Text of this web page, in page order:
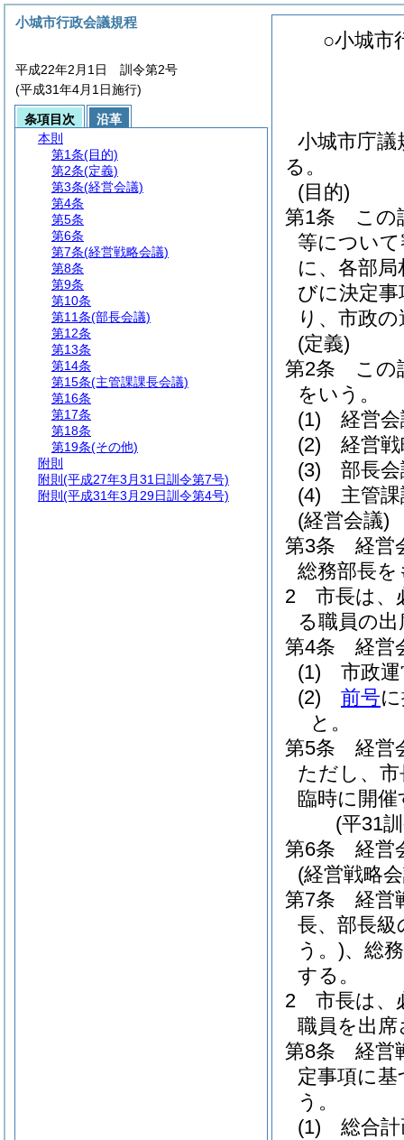
○小城市
小城市庁議
る。
(目的)
第1条
この
等につい
に、各部
びに決定
り、市政
(定義)
第2条
この
をいう。
(1)
経営
(2)
経営
(3)
部長
(4)
主管
(経営会議)
第3条
経営
総務部長
2
市長は、
る職員の
第4条
経営
(1)
市政
(2)
前号
と。
第5条
経営
ただし、
臨時に開
(平31
第6条
経営
(経営戦略
第7条
経営
長、部長級
う。)、総
する。
2
市長は、
職員を出
第8条
経営
定事項に
う。
(1)
総合
小城市行政会議規程
平成22年2月1日 訓令第2号
(平成31年4月1日施行)
条項目次
沿革
本則
第1条(目的)
第2条(定義)
第3条(経営会議)
第4条
第5条
第6条
第7条(経営戦略会議)
第8条
第9条
第10条
第11条(部長会議)
第12条
第13条
第14条
第15条(主管課課長会議)
第16条
第17条
第18条
第19条(その他)
附則
附則 (平成27年3月31日訓令第7号)
附則 (平成31年3月29日訓令第4号)